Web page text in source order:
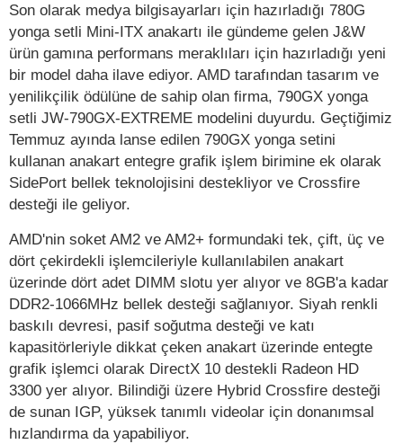
Son olarak medya bilgisayarları için hazırladığı 780G
yonga setli Mini-ITX anakartı ile gündeme gelen J&W
ürün gamına performans meraklıları için hazırladığı yeni
bir model daha ilave ediyor. AMD tarafından tasarım ve
yenilikçilik ödülüne de sahip olan firma, 790GX yonga
setli JW-790GX-EXTREME modelini duyurdu. Geçtiğimiz
Temmuz ayında lanse edilen 790GX yonga setini
kullanan anakart entegre grafik işlem birimine ek olarak
SidePort bellek teknolojisini destekliyor ve Crossfire
desteği ile geliyor.
AMD'nin soket AM2 ve AM2+ formundaki tek, çift, üç ve
dört çekirdekli işlemcileriyle kullanılabilen anakart
üzerinde dört adet DIMM slotu yer alıyor ve 8GB'a kadar
DDR2-1066MHz bellek desteği sağlanıyor. Siyah renkli
baskılı devresi, pasif soğutma desteği ve katı
kapasitörleriyle dikkat çeken anakart üzerinde entegte
grafik işlemci olarak DirectX 10 destekli Radeon HD
3300 yer alıyor. Bilindiği üzere Hybrid Crossfire desteği
de sunan IGP, yüksek tanımlı videolar için donanımsal
hızlandırma da yapabiliyor.